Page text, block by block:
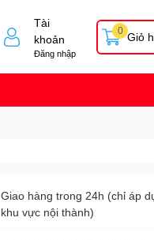
Tài
khoản
Đăng nhập
Giỏ
0
Giao hàng trong 24h (chỉ áp
khu vực nội thành)